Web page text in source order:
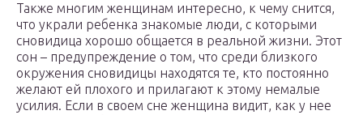
Также многим женщинам интересно, к чему снится,
что украли ребенка знакомые люди, с которыми
сновидица хорошо общается в реальной жизни. Этот
сон – предупреждение о том, что среди близкого
окружения сновидицы находятся те, кто постоянно
желают ей плохого и прилагают к этому немалые
усилия. Если в своем сне женщина видит, как у нее